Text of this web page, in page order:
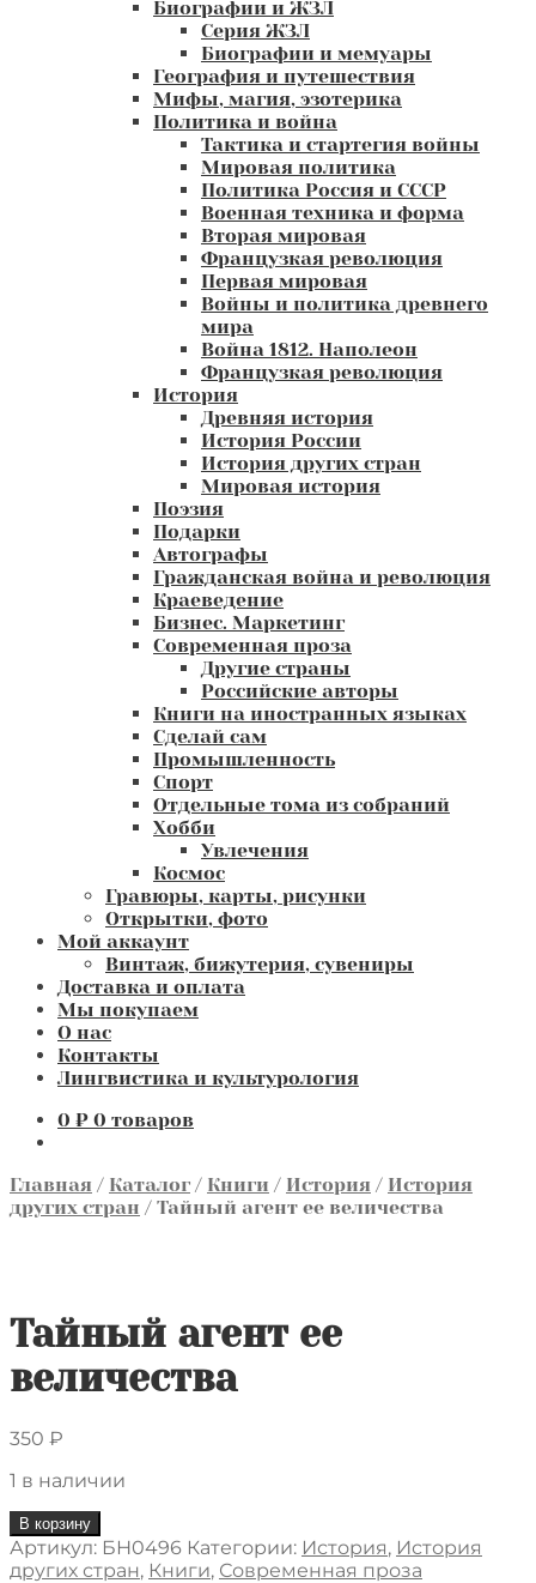
Биографии и ЖЗЛ
Серия ЖЗЛ
Биографии и мемуары
География и путешествия
Мифы, магия, эзотерика
Политика и война
Тактика и стартегия войны
Мировая политика
Политика Россия и СССР
Военная техника и форма
Вторая мировая
Французкая революция
Первая мировая
Войны и политика древнего
мира
Война 1812. Наполеон
Французкая революция
История
Древняя история
История России
История других стран
Мировая история
Поэзия
Подарки
Автографы
Гражданская война и революция
Краеведение
Бизнес. Маркетинг
Современная проза
Другие страны
Российские авторы
Книги на иностранных языках
Сделай сам
Промышленность
Спорт
Отдельные тома из собраний
Хобби
Увлечения
Космос
Гравюры, карты, рисунки
Открытки, фото
Мой аккаунт
Винтаж, бижутерия, сувениры
Доставка и оплата
Мы покупаем
О нас
Контакты
Лингвистика и культурология
0 ₽ 0 товаров
Главная / Каталог / Книги / История / История
других стран / Тайный агент ее величества
Тайный агент ее
величества
350 ₽
1 в наличии
Количество
товара
Тайный
В корзину
Артикул: БН0496 Категории: История, История
других стран, Книги, Современная проза